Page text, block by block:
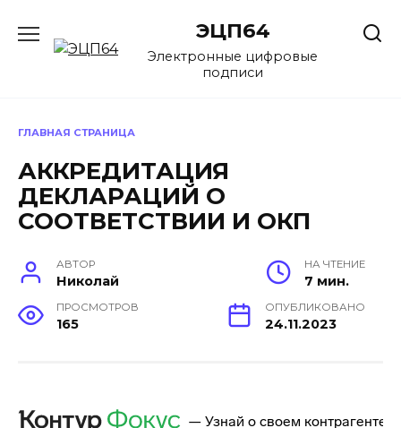
содержанию
ЭЦП64
Электронные цифровые
подписи
ГЛАВНАЯ СТРАНИЦА
АККРЕДИТАЦИЯ
ДЕКЛАРАЦИЙ О
СООТВЕТСТВИИ И ОКП
АВТОР
Николай
НА ЧТЕНИЕ
7 мин.
ПРОСМОТРОВ
165
ОПУБЛИКОВАНО
24.11.2023